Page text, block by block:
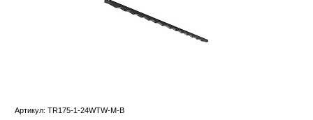
Артикул: TR175-1-24WTW-M-B